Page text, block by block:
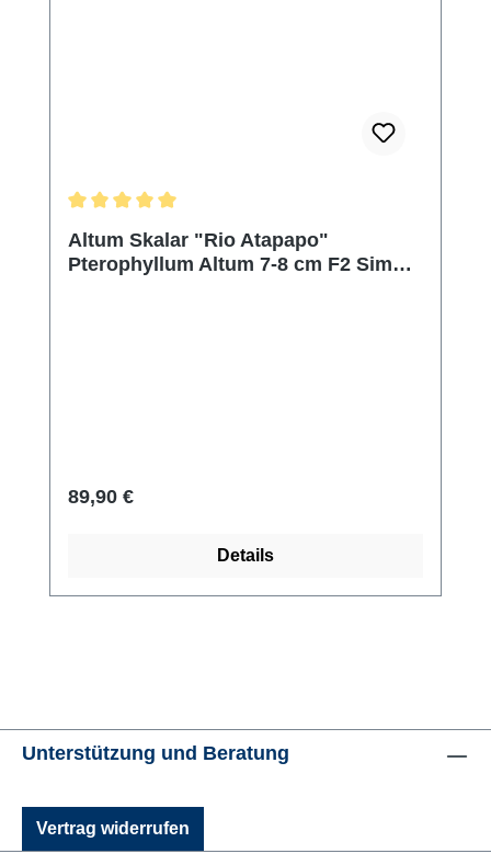
Altum Skalar "Rio Atapapo"
Pterophyllum Altum 7-8 cm F2 Simon
Regulärer Preis:
89,90 €
Details
Unterstützung und Beratung
Vertrag widerrufen